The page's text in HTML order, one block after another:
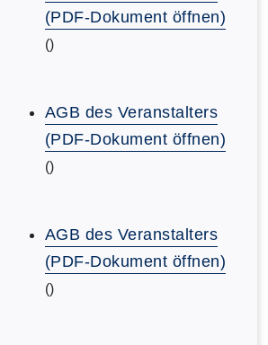
(PDF-Dokument öffnen)
()
AGB des Veranstalters
(PDF-Dokument öffnen)
()
AGB des Veranstalters
(PDF-Dokument öffnen)
()